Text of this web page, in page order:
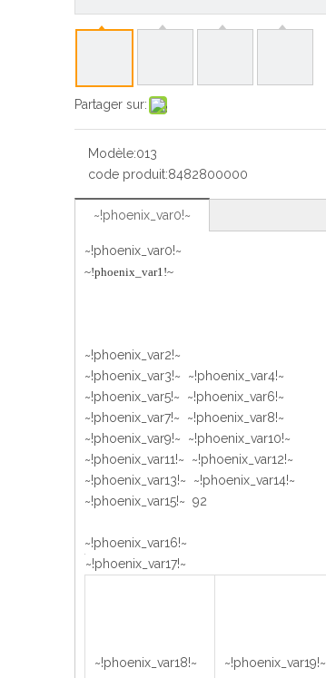
Partager sur:
Modèle:013
code produit:8482800000
~!phoenix_var0!~
~!phoenix_var0!~
~!phoenix_var1!~
~!phoenix_var2!~
~!phoenix_var3!~ ~!phoenix_var4!~
~!phoenix_var5!~ ~!phoenix_var6!~
~!phoenix_var7!~ ~!phoenix_var8!~
~!phoenix_var9!~ ~!phoenix_var10!~
~!phoenix_var11!~ ~!phoenix_var12!~
~!phoenix_var13!~ ~!phoenix_var14!~
~!phoenix_var15!~ 92
~!phoenix_var16!~
~!phoenix_var17!~
~!phoenix_var18!~ ~!phoenix_var19!~